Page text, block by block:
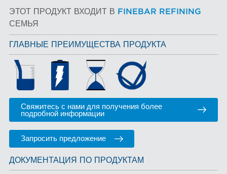
ЭТОТ ПРОДУКТ ВХОДИТ В FINEBAR REFINING
СЕМЬЯ
ГЛАВНЫЕ ПРЕИМУЩЕСТВА ПРОДУКТА
Свяжитесь с нами для получения более
подробной информации
Запросить предложение
ДОКУМЕНТАЦИЯ ПО ПРОДУКТАМ